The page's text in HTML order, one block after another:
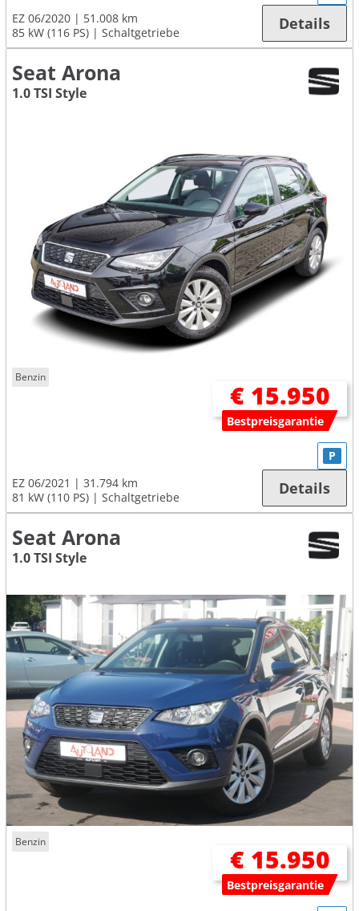
EZ 06/2020
51.008 km
85 kW (116 PS)
Schaltgetriebe Details
Seat Arona
1.0 TSI Style
Benzin
€ 15.950
Bestpreisgarantie
EZ 06/2021
31.794 km
81 kW (110 PS)
Schaltgetriebe
P
Details
Seat Arona
1.0 TSI Style
Benzin
€ 15.950
Bestpreisgarantie